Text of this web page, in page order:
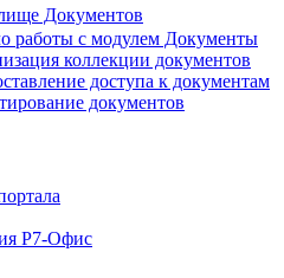
Документов
работы с модулем Документы
коллекции документов
доступа к документам
документов
Р7-Офис